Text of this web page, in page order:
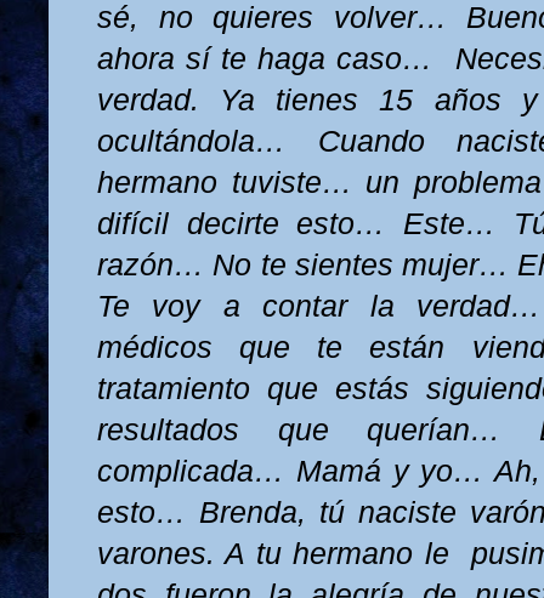
sé, no quieres volver…
ahora sí te haga caso…
verdad. Ya tienes 15 años
ocultándola… Cuando
hermano tuviste… un
difícil decirte esto… Este…
razón… No te sientes mujer…
Te voy a contar la
médicos que te están
tratamiento que estás
resultados que querían…
complicada… Mamá y yo…
esto… Brenda, tú naciste
varones. A tu hermano le